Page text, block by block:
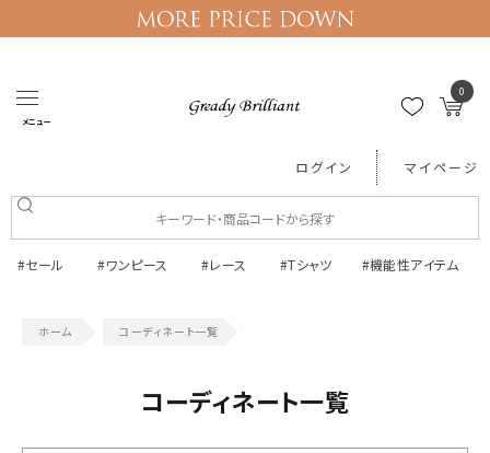
メニュー
0
ログイン マイページ
#セール #ワンピース #レース #Tシャツ #機能性アイテム
コーディネート一覧
コーディネート一覧